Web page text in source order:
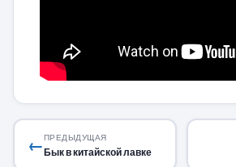
←ПРЕДЫДУЩАЯ
Бык в китайской лавке